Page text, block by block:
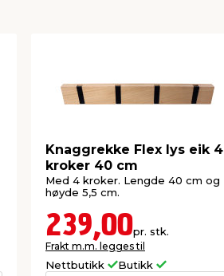
Knaggrekke Flex lys eik 4
kroker 40 cm
Med 4 kroker. Lengde 40 cm og
høyde 5,5 cm.
239,00pr. stk.
Frakt m.m. legges til
Nettbutikk Butikk